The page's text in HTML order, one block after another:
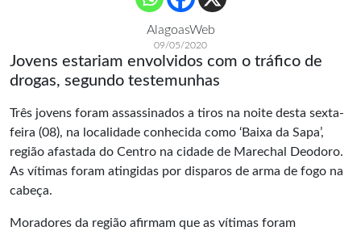
AlagoasWeb
09/05/2020
Jovens estariam envolvidos com o tráfico de
drogas, segundo testemunhas
Três jovens foram assassinados a tiros na noite desta sexta-
feira (08), na localidade conhecida como ‘Baixa da Sapa’,
região afastada do Centro na cidade de Marechal Deodoro.
As vítimas foram atingidas por disparos de arma de fogo na
cabeça.
Moradores da região afirmam que as vítimas foram